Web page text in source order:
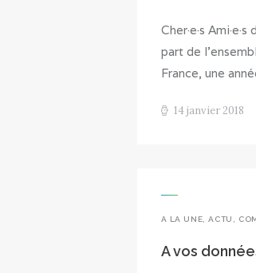
Cher·e·s
part de
France, une
14 janvier 2018
A LA UNE,ACTU ,
A vos